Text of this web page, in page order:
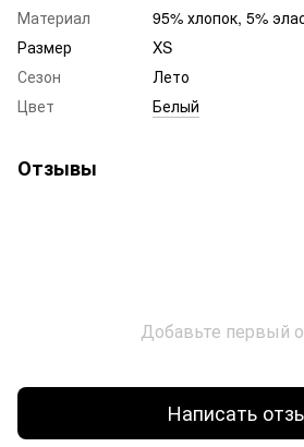
Материал
95% хлопок, 5%
Размер
XS
Сезон
Лето
Цвет
Белый
Отзывы
Добавьте первый
Написать